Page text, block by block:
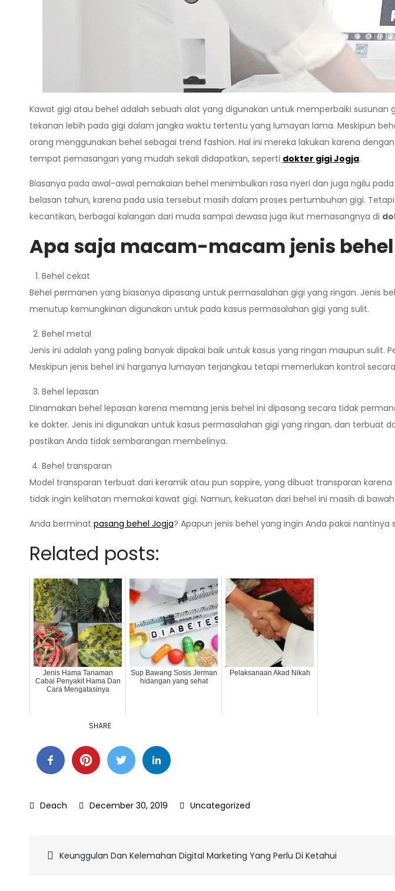
Kawat gigi atau behel adalah sebuah alat yang digunakan untuk memperbaiki
tekanan lebih pada gigi dalam jangka waktu tertentu yang lumayan lama. Meskipun
orang menggunakan behel sebagai trend fashion. Hal ini mereka lakukan karena
tempat pemasangan yang mudah sekali didapatkan, seperti dokter gigiJogja.
Biasanya pada awal-awal pemakaian behel menimbulkan rasa nyeri dan juga ngilu
belasan tahun, karena pada usia tersebut masih dalam proses pertumbuhan gigi.
kecantikan, berbagai kalangan dari muda sampai dewasa juga ikut memasangnya di
Apa saja macam-macam jenis behel
Behel cekat
Behel permanen yang biasanya dipasang untuk permasalahan gigi yang ringan. Jenis
menutup kemungkinan digunakan untuk pada kasus permasalahan gigi yang sulit.
Behel metal
Jenis ini adalah yang paling banyak dipakai baik untuk kasus yang ringan maupun
Meskipun jenis behel ini harganya lumayan terjangkau tetapi memerlukan kontrol
Behel lepasan
Dinamakan behel lepasan karena memang jenis behel ini dipasang secara tidak
ke dokter. Jenis ini digunakan untuk kasus permasalahan gigi yang ringan, dan terbuat
pastikan Anda tidak sembarangan membelinya.
Behel transparan
Model transparan terbuat dari keramik atau pun sappire, yang dibuat transparan
tidak ingin kelihatan memakai kawat gigi. Namun, kekuatan dari behel ini masih di
Anda berminat pasang behel Jogja? Apapun jenis behel yang ingin Anda pakai
Related posts:
Jenis Hama Tanaman
Cabai Penyakit Hama Dan
Cara Mengatasinya
Sup Bawang Sosis Jerman
hidangan yang sehat
Pelaksanaan Akad Nikah
SHARE
December 30, 2019 Uncategorized
Post
Keunggulan Dan Kelemahan Digital Marketing Yang Perlu Di Ketahui